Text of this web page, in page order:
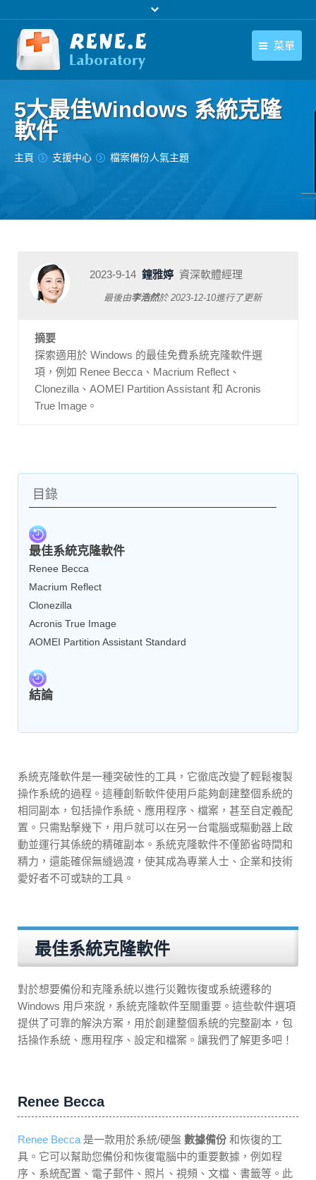
菜單
購買
繁體中文
5大最佳Windows 系統克隆
軟件
您在此处：
主頁 支援中心 檔案備份人氣主題
2023-9-14 鐘雅婷 資深軟體經理
最後由李浩然於2023-12-10進行了更新
摘要
探索適用於 Windows 的最佳免費系統克隆軟件選
項，例如 Renee Becca、Macrium Reflect、
Clonezilla、AOMEI Partition Assistant 和 Acronis
True Image。
目錄
最佳系統克隆軟件
Renee Becca
Macrium Reflect
Clonezilla
Acronis True Image
AOMEI Partition Assistant Standard
結論
系統克隆軟件是一種突破性的工具，它徹底改變了輕鬆複製
操作系統的過程。這種創新軟件使用戶能夠創建整個系統的
相同副本，包括操作系統、應用程序、檔案，甚至自定義配
置。只需點擊幾下，用戶就可以在另一台電腦或驅動器上啟
動並運行其係統的精確副本。系統克隆軟件不僅節省時間和
精力，還能確保無縫過渡，使其成為專業人士、企業和技術
愛好者不可或缺的工具。
最佳系統克隆軟件
對於想要備份和克隆系統以進行災難恢復或系統遷移的
Windows 用戶來說，系統克隆軟件至關重要。這些軟件選項
提供了可靠的解決方案，用於創建整個系統的完整副本，包
括操作系統、應用程序、設定和檔案。讓我們了解更多吧！
Renee Becca
Renee Becca 是一款用於系統/硬盤 數據備份 和恢復的工
具。它可以幫助您備份和恢復電腦中的重要數據，例如程
序、系統配置、電子郵件、照片、視頻、文檔、書籤等。此